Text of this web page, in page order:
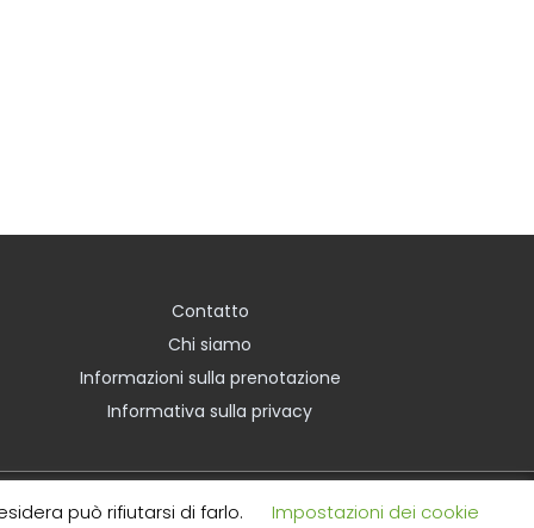
Contatto
Chi siamo
Informazioni sulla prenotazione
Informativa sulla privacy
può rifiutarsi di farlo. Impostazioni dei cookie